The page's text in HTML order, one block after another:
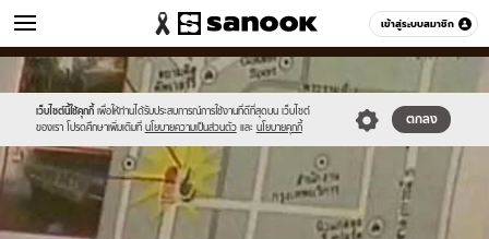
เข้าสู่ระบบสมาชิก
ข่าว หมวดอื่นๆ
เว็บไซต์นี้ใช้คุกกี้ เพื่อให้ท่านได้รับประสบการณ์การใช้งานที่ดีที่สุดบน เว็บไซต์
ของเรา โปรดศึกษาเพิ่มเติมที่ นโยบายความเป็นส่วนตัว และ นโยบายคุกกี้
ตกลง
Sanook
//s.isanook.com/sr/0/images/logo-
new-
sanook.png
600
60
//s.isanook.com/ns/0/ud/279/1396012/3.jpg